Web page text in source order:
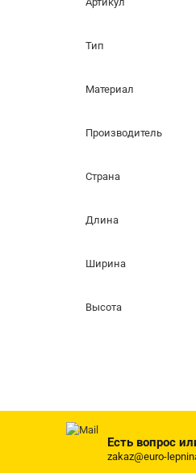
Тип
Материал
Производитель
Страна
Длина
Ширина
Высота
Есть вопрос
zakaz@euro-